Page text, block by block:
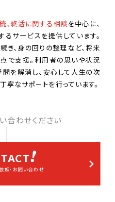
、終活に関する相談を中心に、
サービスを提供しています。
、身の回りの整理など、将来
で支援。利用者の思いや状況
を解消し、安心して人生の次
寧なサポートを行っています。
合わせください
頼・お問い合わせ